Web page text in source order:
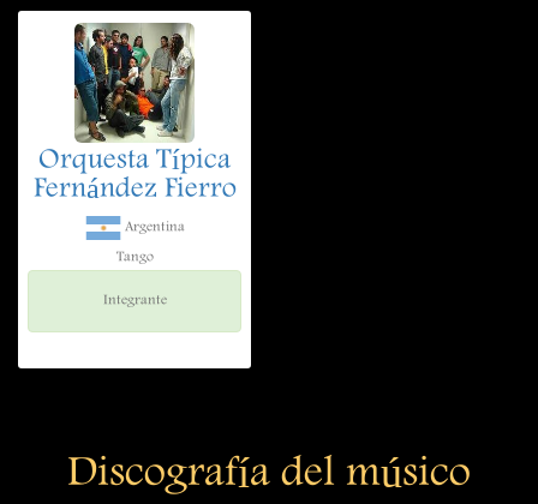
Orquesta Típica
Fernández Fierro
Argentina
Tango
Integrante
Discografía del músico